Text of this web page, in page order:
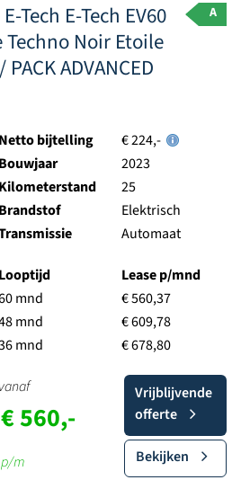
Tech E-Tech EV60
Noir Etoile
ADVANCED
A
Netto bijtelling
€ 224,-
Bouwjaar
2023
Kilometerstand
25
Brandstof
Elektrisch
Automaat
Looptijd
mnd
mnd
mnd
Lease p/mnd
€ 560,37
€ 609,78
€ 678,80
vanaf
€ 560,-
p/m
Vrijblijvende
offerte
Bekijken